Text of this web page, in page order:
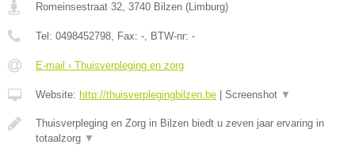
Romeinsestraat 32, 3740 Bilzen (Limburg)
Tel: 0498452798, Fax: -, BTW-nr: -
E-mail › Thuisverpleging en zorg
Website: http://thuisverplegingbilzen.be Screenshot ▼
Thuisverpleging en Zorg in Bilzen biedt u zeven jaar ervaring in
totaalzorg ▼